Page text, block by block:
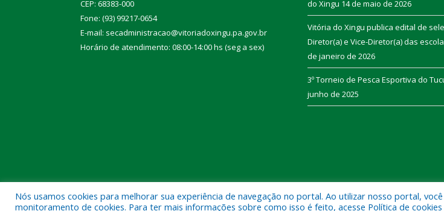
CEP: 68383-000
Fone: (93) 99217-0654
E-mail: secadministracao@vitoriadoxingu.pa.gov.br
Horário de atendimento: 08:00-14:00 hs (seg a sex)
do Xingu 14 de maio de 2026
Vitória do Xingu publica edital de
Diretor(a) e Vice-Diretor(a) das
de janeiro de 2026
3º Torneio de Pesca Esportiva do
junho de 2025
Todos os direitos reservados a Prefeitura Municipal de Vitória do Xingu.
Nós usamos cookies para melhorar sua experiência de navegação no portal. Ao utilizar nosso portal,
monitoramento de cookies. Para ter mais informações sobre como isso é feito, acesse Política de cookies